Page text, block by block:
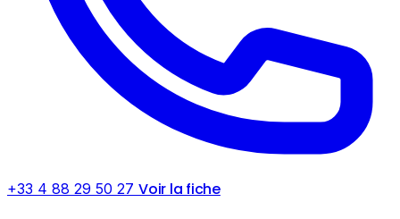
+33 4 88 29 50 27 Voir la fiche